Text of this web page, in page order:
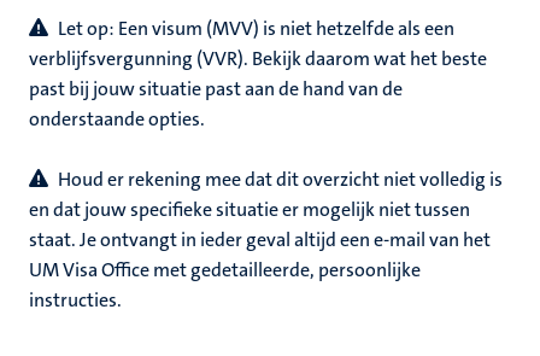
Let op: Een visum (MVV) is niet hetzelfde als een
verblijfsvergunning (VVR). Bekijk daarom wat het beste
past bij jouw situatie past aan de hand van de
onderstaande opties.
Houd er rekening mee dat dit overzicht niet volledig is
en dat jouw specifieke situatie er mogelijk niet tussen
staat. Je ontvangt in ieder geval altijd een e-mail van het
UM Visa Office met gedetailleerde, persoonlijke
instructies.